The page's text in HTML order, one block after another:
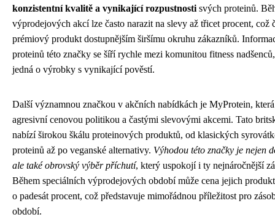
konzistentní kvalitě a vynikající rozpustnosti svých proteinů.
výprodejových akcí lze často narazit na slevy až třicet procent, což
prémiový produkt dostupnějším širšímu okruhu zákazníků.
proteinů této značky se šíří rychle mezi komunitou fitness
jedná o výrobky s vynikající pověstí.
Další významnou značkou v akčních nabídkách je MyProtein,
agresivní cenovou politikou a častými slevovými akcemi. Tato
nabízí širokou škálu proteinových produktů, od klasických
proteinů až po veganské alternativy. Výhodou této značky je nejen
ale také obrovský výběr příchutí, který uspokojí i ty nejnáročnější
Během speciálních výprodejových období může cena jejich
o padesát procent, což představuje mimořádnou příležitost pro
období.